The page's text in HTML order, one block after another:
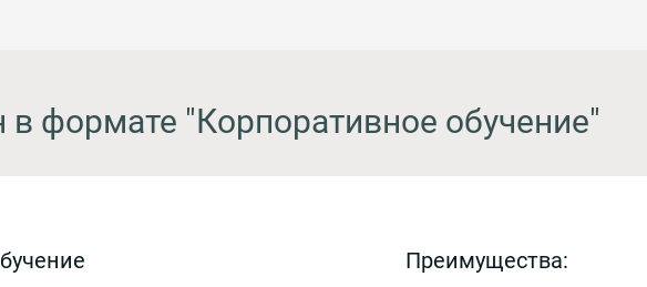
в формате "Корпоративное обучение"
Преимущества: